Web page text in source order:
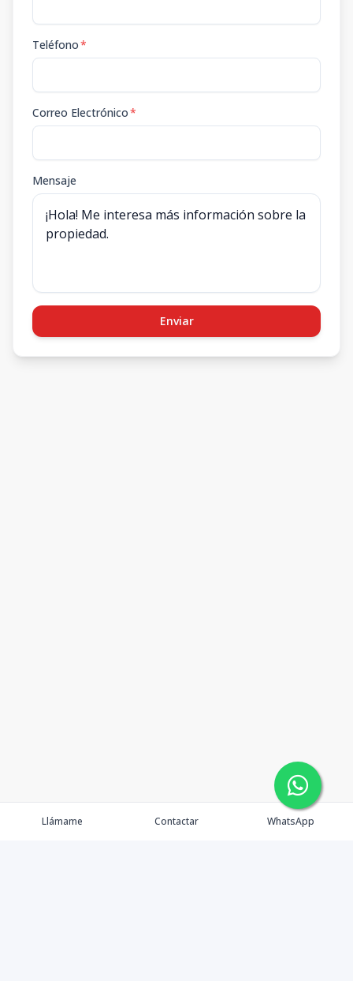
Teléfono*
Correo Electrónico*
Mensaje
Enviar
Llámame Contactar WhatsApp